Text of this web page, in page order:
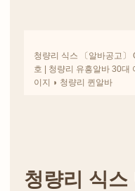
청량리 식스 〔알바공고
호 | 청량리 유흥알바 30대
이지 ◗ 청량리 퀸알바
청량리 식스